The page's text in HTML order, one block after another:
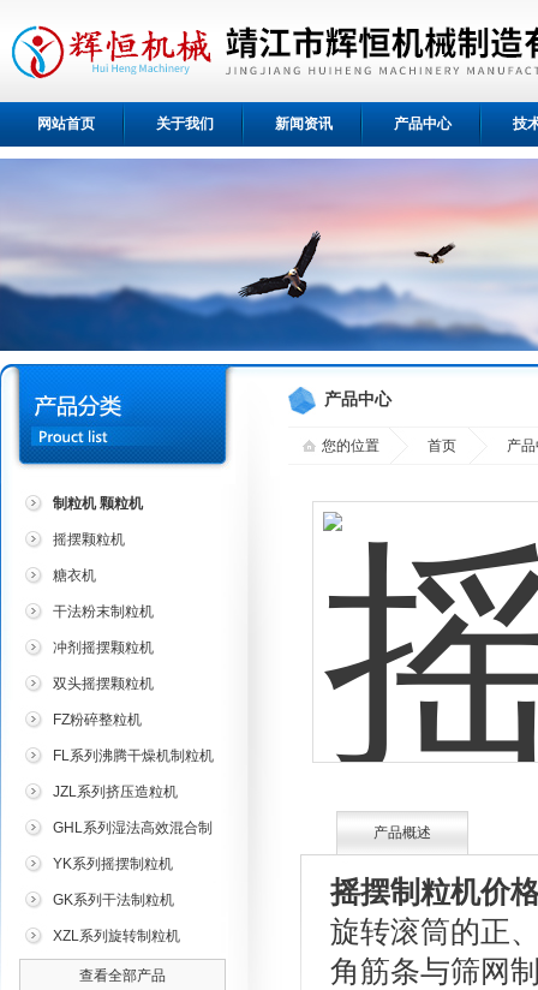
网站首页 关于我们 新闻资讯 产品中心 技
制粒机 颗粒机
摇摆颗粒机
糖衣机
干法粉末制粒机
冲剂摇摆颗粒机
双头摇摆颗粒机
FZ粉碎整粒机
FL系列沸腾干燥机制粒机
JZL系列挤压造粒机
GHL系列湿法高效混合制
粒机
YK系列摇摆制粒机
GK系列干法制粒机
XZL系列旋转制粒机
查看全部产品
产品中心
您的位置 首页 产
产品概述
摇摆制粒机价
旋转滚筒的正
角筋条与筛网